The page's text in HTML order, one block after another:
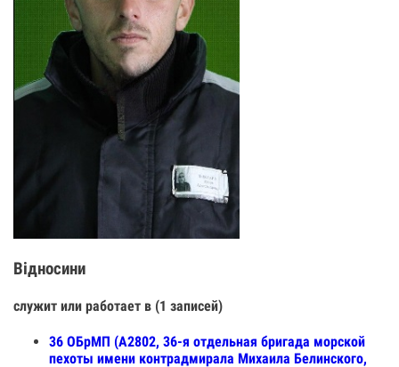
Відносини
служит или работает в (1 записей)
36 ОБрМП (А2802, 36-я отдельная бригада морской
пехоты имени контрадмирала Михаила Белинского,